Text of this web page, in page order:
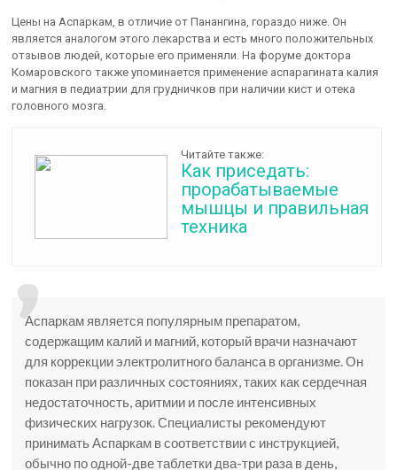
Цены на Аспаркам, в отличие от Панангина, гораздо ниже. Он
является аналогом этого лекарства и есть много положительных
отзывов людей, которые его применяли. На форуме доктора
Комаровского также упоминается применение аспарагината калия
и магния в педиатрии для грудничков при наличии кист и отека
головного мозга.
Читайте также:
Как приседать:
прорабатываемые
мышцы и правильная
техника
Аспаркам является популярным препаратом,
содержащим калий и магний, который врачи назначают
для коррекции электролитного баланса в организме. Он
показан при различных состояниях, таких как сердечная
недостаточность, аритмии и после интенсивных
физических нагрузок. Специалисты рекомендуют
принимать Аспаркам в соответствии с инструкцией,
обычно по одной-две таблетки два-три раза в день,